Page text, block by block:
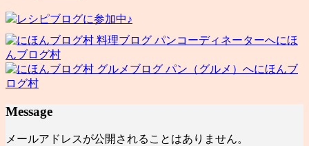
レシピブログに参加中♪
にほ
んブログ村
にほんブ
ログ村
Message
メールアドレスが公開されることはありません。